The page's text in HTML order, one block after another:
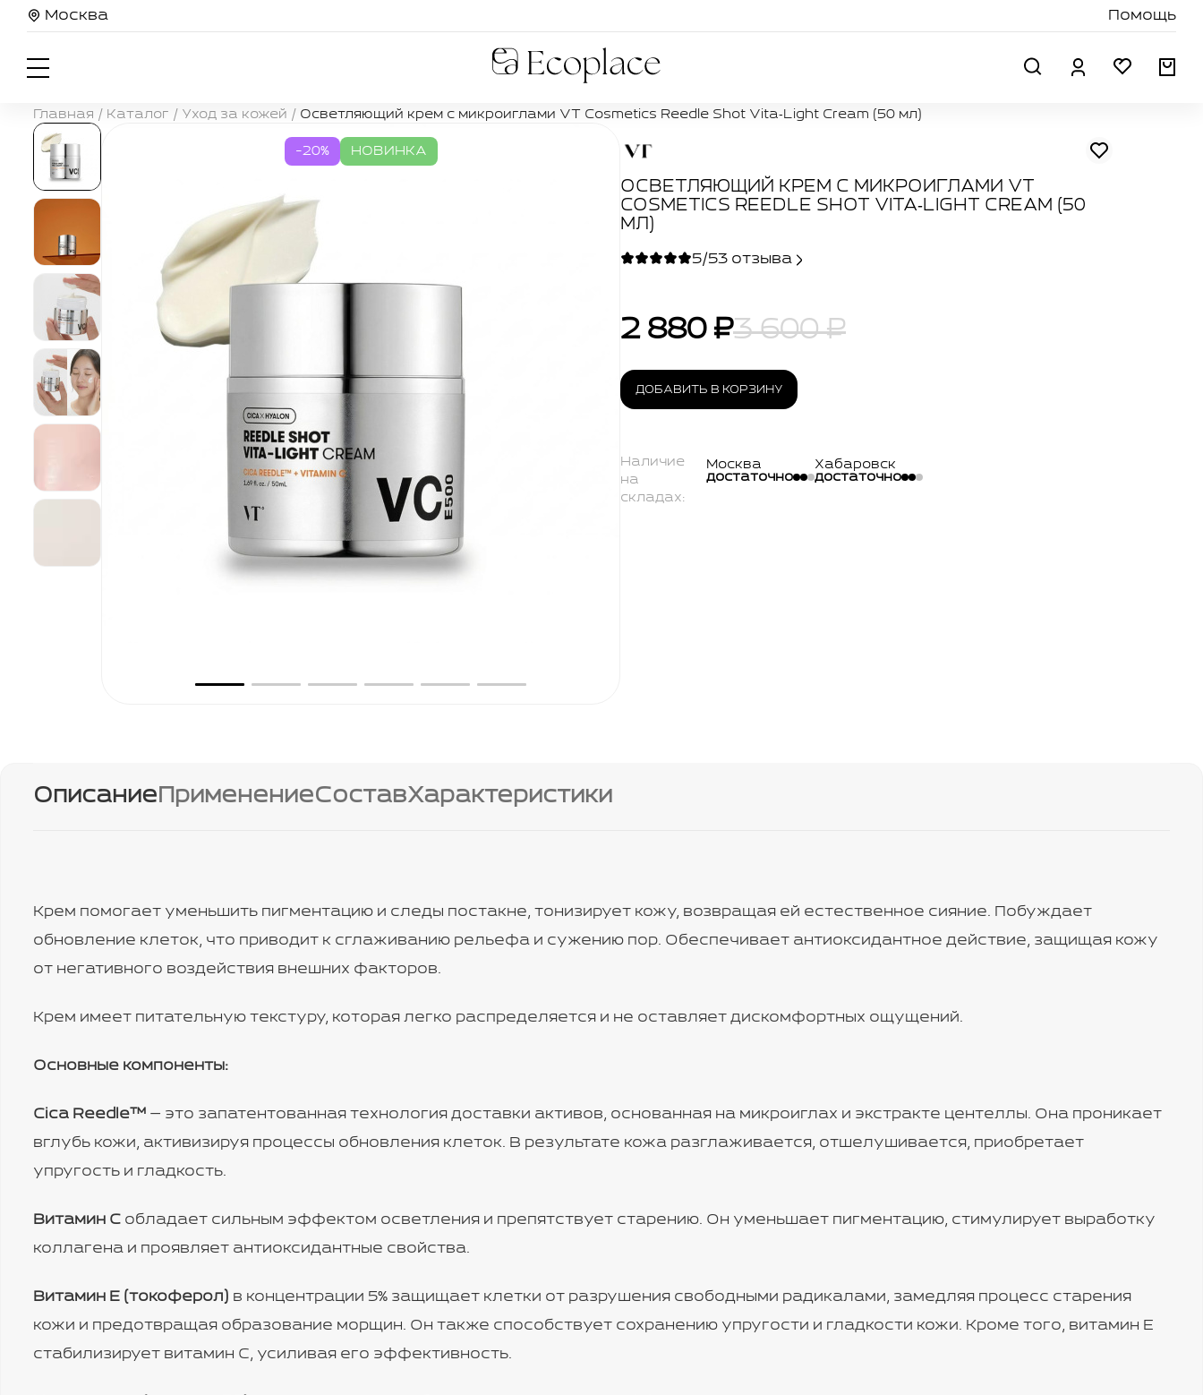
Москва Помощь
Ecoplace ПоискПрофиль
Главная / Каталог / Уход за кожей / Осветляющий крем с микроиглами VT Cosmetics Reedle Shot Vita‑Light Cream (50 мл)
-20% НОВИНКА
ОСВЕТЛЯЮЩИЙ КРЕМ С МИКРОИГЛАМИ VT
COSMETICS REEDLE SHOT VITA‑LIGHT CREAM (50
МЛ)
5/53 отзыва
2 880 ₽3 600 ₽
ДОБАВИТЬ В КОРЗИНУ
Наличие
на
складах:
Москва
достаточно
Хабаровск
достаточно
ОписаниеПрименениеСоставХарактеристики
Крем помогает уменьшить пигментацию и следы постакне, тонизирует кожу, возвращая ей естественное сияние. Побуждает
обновление клеток, что приводит к сглаживанию рельефа и сужению пор. Обеспечивает антиоксидантное действие, защищая кожу
от негативного воздействия внешних факторов.
Крем имеет питательную текстуру, которая легко распределяется и не оставляет дискомфортных ощущений.
Основные компоненты:
Cica Reedle™ — это запатентованная технология доставки активов, основанная на микроиглах и экстракте центеллы. Она проникает
вглубь кожи, активизируя процессы обновления клеток. В результате кожа разглаживается, отшелушивается, приобретает
упругость и гладкость.
Витамин C обладает сильным эффектом осветления и препятствует старению. Он уменьшает пигментацию, стимулирует выработку
коллагена и проявляет антиоксидантные свойства.
Витамин E (токоферол) в концентрации 5% защищает клетки от разрушения свободными радикалами, замедляя процесс старения
кожи и предотвращая образование морщин. Он также способствует сохранению упругости и гладкости кожи. Кроме того, витамин E
стабилизирует витамин C, усиливая его эффективность.